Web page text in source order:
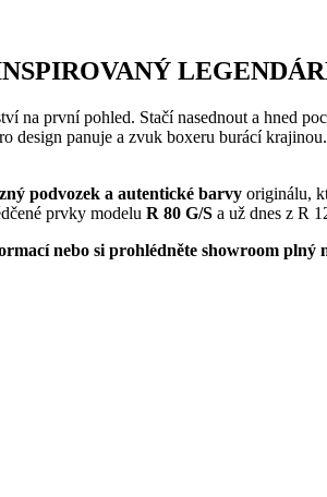
na první pohled. Stačí nasednout a hned
design panuje a zvuk boxeru burácí
podvozek a autentické barvy originálu,
prvky modelu R 80 G/S a už dnes z R
nebo si prohlédněte showroom